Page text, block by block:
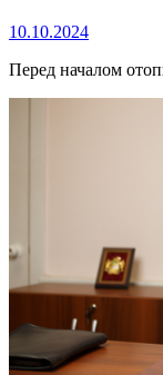
10.10.2024
Перед началом